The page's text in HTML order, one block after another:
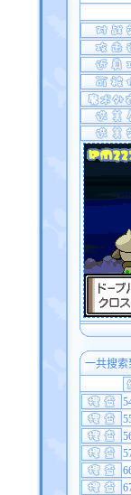
一共搜索